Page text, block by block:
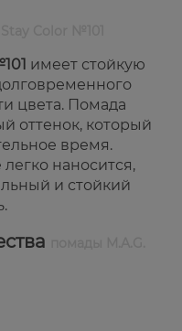
имеет стойкую
цвета. Помада
оттенок, который
время.
наносится,
и стойкий